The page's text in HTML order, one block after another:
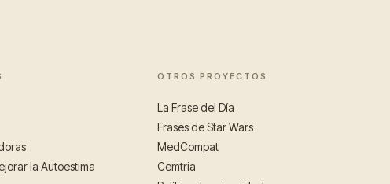
la Autoestima
OTROS PROYECTOS
La Frase del Día
Frases de Star Wars
MedCompat
Cemtria